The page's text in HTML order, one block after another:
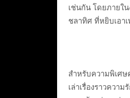
เช่นกัน โดยภายใ
ชลาทิศ ที่หยิบเอา
สำหรับความพิเศษ
เล่าเรื่องราวควา